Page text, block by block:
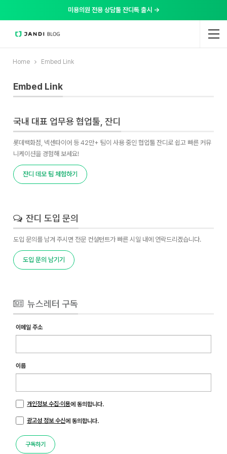
미용의원 전용 상담툴 잔디톡 출시 →
Home Embed Link
Embed Link
국내 대표 업무용 협업툴, 잔디
롯데백화점, 넥센타이어 등 42만+ 팀이 사용 중인 협업툴 잔디로 쉽고 빠른 커뮤
니케이션을 경험해 보세요!
잔디 데모 팀 체험하기
잔디 도입 문의
도입 문의를 남겨 주시면 전문 컨설턴트가 빠른 시일 내에 연락드리겠습니다.
도입 문의 남기기
뉴스레터 구독
이메일 주소
이름
개인정보 수집·이용에 동의합니다.
광고성 정보 수신에 동의합니다.
구독하기